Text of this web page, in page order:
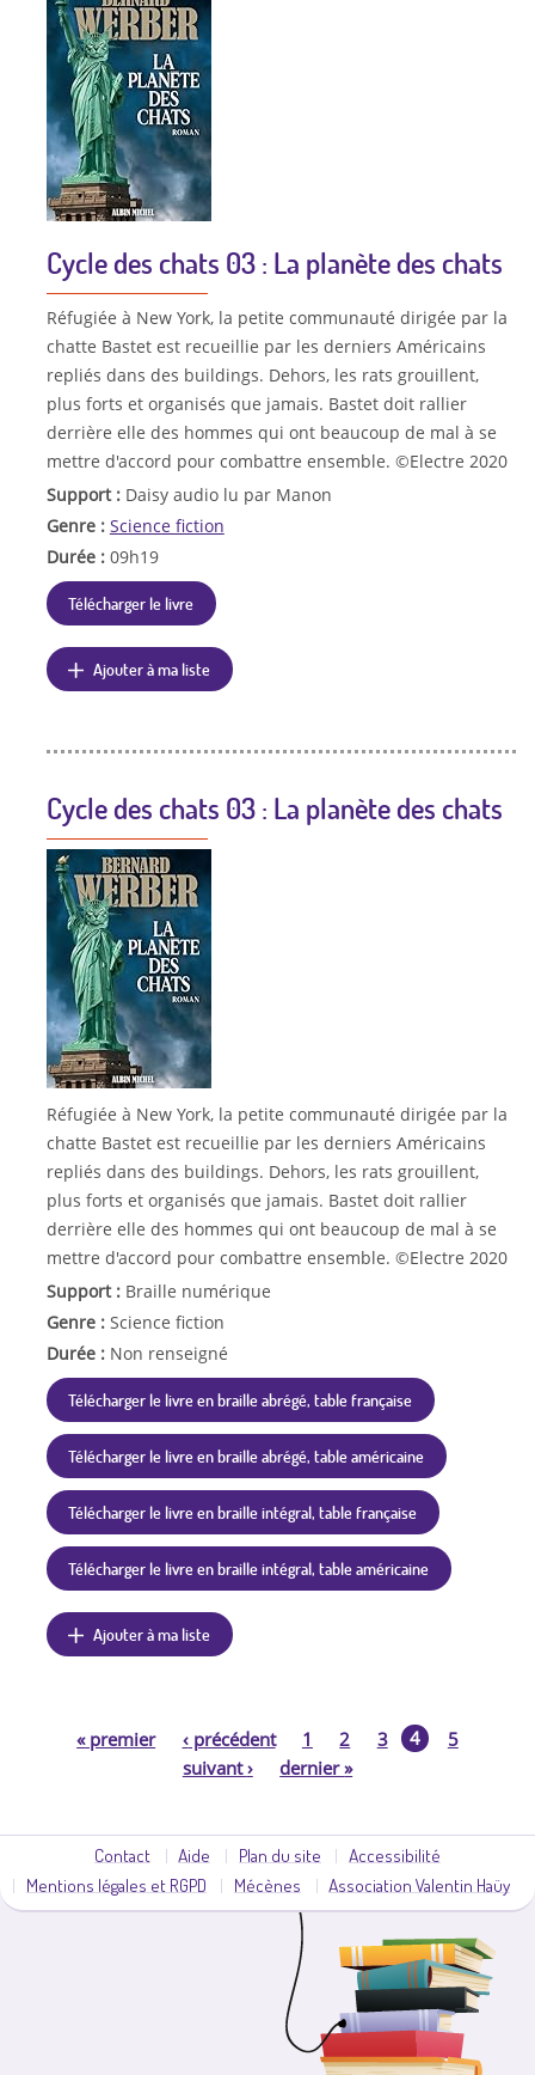
Cycle des chats 03 : La planète des chats
Réfugiée à New York, la petite communauté dirigée par la
chatte Bastet est recueillie par les derniers Américains
repliés dans des buildings. Dehors, les rats grouillent,
plus forts et organisés que jamais. Bastet doit rallier
derrière elle des hommes qui ont beaucoup de mal à se
mettre d'accord pour combattre ensemble. ©Electre 2020
Support : Daisy audio lu par Manon
Genre : Science fiction
Durée : 09h19
Télécharger le livre
Ajouter à ma liste
Cycle des chats 03 : La planète des chats
Réfugiée à New York, la petite communauté dirigée par la
chatte Bastet est recueillie par les derniers Américains
repliés dans des buildings. Dehors, les rats grouillent,
plus forts et organisés que jamais. Bastet doit rallier
derrière elle des hommes qui ont beaucoup de mal à se
mettre d'accord pour combattre ensemble. ©Electre 2020
Support : Braille numérique
Genre : Science fiction
Durée : Non renseigné
Télécharger le livre en braille abrégé, table française
Télécharger le livre en braille abrégé, table américaine
Télécharger le livre en braille intégral, table française
Télécharger le livre en braille intégral, table américaine
Ajouter à ma liste
g
e
«premier ‹précédent 1 2 3 4
5
suivant› dernier»
Contact Aide Plan du site
Accessibilité
Mentions légales et RGPD
Mécènes Association Valentin Haüy